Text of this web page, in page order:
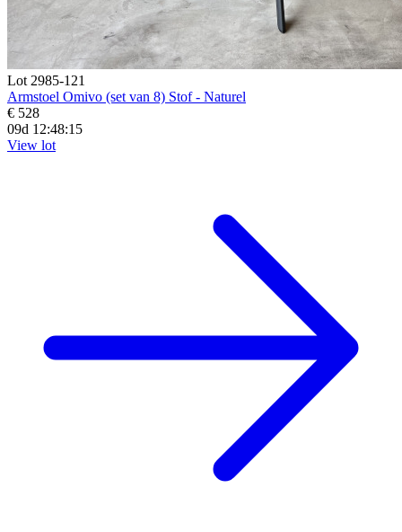
Lot 2985-121
Armstoel Omivo (set van 8) Stof - Naturel
€ 528
09d 12:48:14
View lot